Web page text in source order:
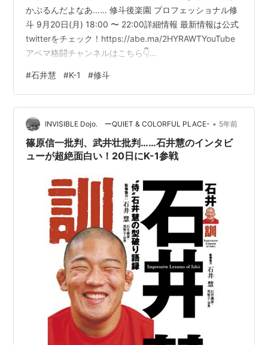
かぶるんだよなあ…… 修斗後楽園 プロフェッショナル修
斗 9月20日(月) 18:00 〜 22:00詳細情報 最新情報は公式
twitterをチェック！https://abe.ma/2HYRAWTYouTube
アベマ格闘チャンネルはこちら👇
アベマ格闘https://abe.ma/3bb4Fsf日本発の総合格闘技
「プロフェッショナル修斗」 2021年9月20日 東京・後楽
園ホールで開催される「プロフェッショナル修斗」を生
中継!abema.tv 20日は横アリにK-…
#石井慧 #K-1 #修斗
INVISIBLE Dojo. ーQUIET & COLORFUL PLACE- • 5年前
篠原信一批判、武井壮批判……石井慧のインタビ
ューが超絶面白い！20日にK-1参戦